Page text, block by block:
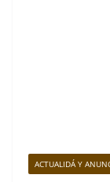
ACTUALIDÁ Y